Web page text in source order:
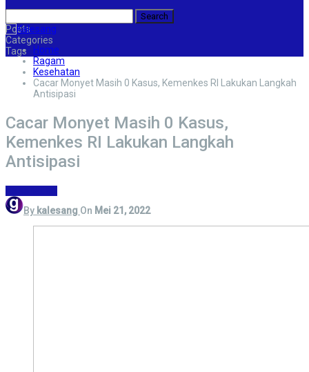
Posts
Categories
Tags
Home
Ragam
Kesehatan
Cacar Monyet Masih 0 Kasus, Kemenkes RI Lakukan Langkah
Antisipasi
Cacar Monyet Masih 0 Kasus,
Kemenkes RI Lakukan Langkah
Antisipasi
By kalesang On Mei 21, 2022